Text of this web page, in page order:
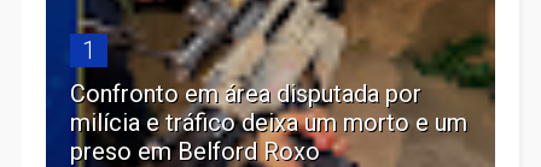
1
Confronto em área disputada por
milícia e tráfico deixa um morto e um
preso em Belford Roxo